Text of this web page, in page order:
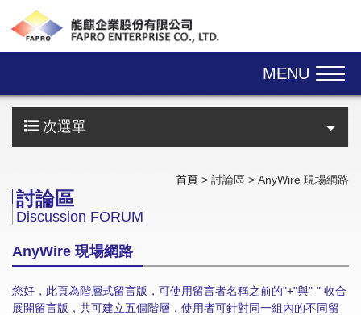
MENU
次選單
首頁 > 討論區 > AnyWire 現場網路
討論區
Discussion FORUM
AnyWire 現場網路
您好，此頁為階層式留言版，可使用留言者名稱之前的"+"與"-" 收合
展開留言版，共可建立五個階層，使用者可針對同一組內的不同留